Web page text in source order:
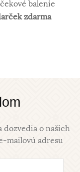
balenie
zdarma
o našich
mailovú adresu